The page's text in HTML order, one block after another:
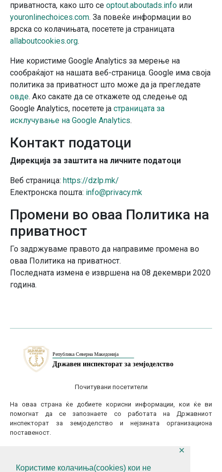
Користиме колачиња(cookies) кои не
✕
приватноста, како што се optout.aboutads.info или
youronlinechoices.com. За повеќе информации во
врска со колачињата, посетете ја страницата
allaboutcookies.org.
Ние користиме Google Analytics за мерење на
сообраќајот на нашата веб-страница. Google има своја
политика за приватност што може да ја прегледате
овде. Ако сакате да се откажете од следење од
Google Analytics, посетете ја страницата за
исклучување на Google Analytics.
Контакт податоци
Дирекција за заштита на личните податоци
Веб страница: https://dzlp.mk/
Електронска пошта: info@privacy.mk
Промени во оваа Политика на
приватност
Го задржуваме правото да направиме промена во
оваа Политика на приватност.
Последната измена е извршена на 08 декември 2020
година.
Почитувани посетители
На оваа страна ќе добиете корисни информации, кои ќе ви
помогнат да се запознаете со работата на Државниот
инспекторат за земјоделство и нејзината организациона
поставеност.